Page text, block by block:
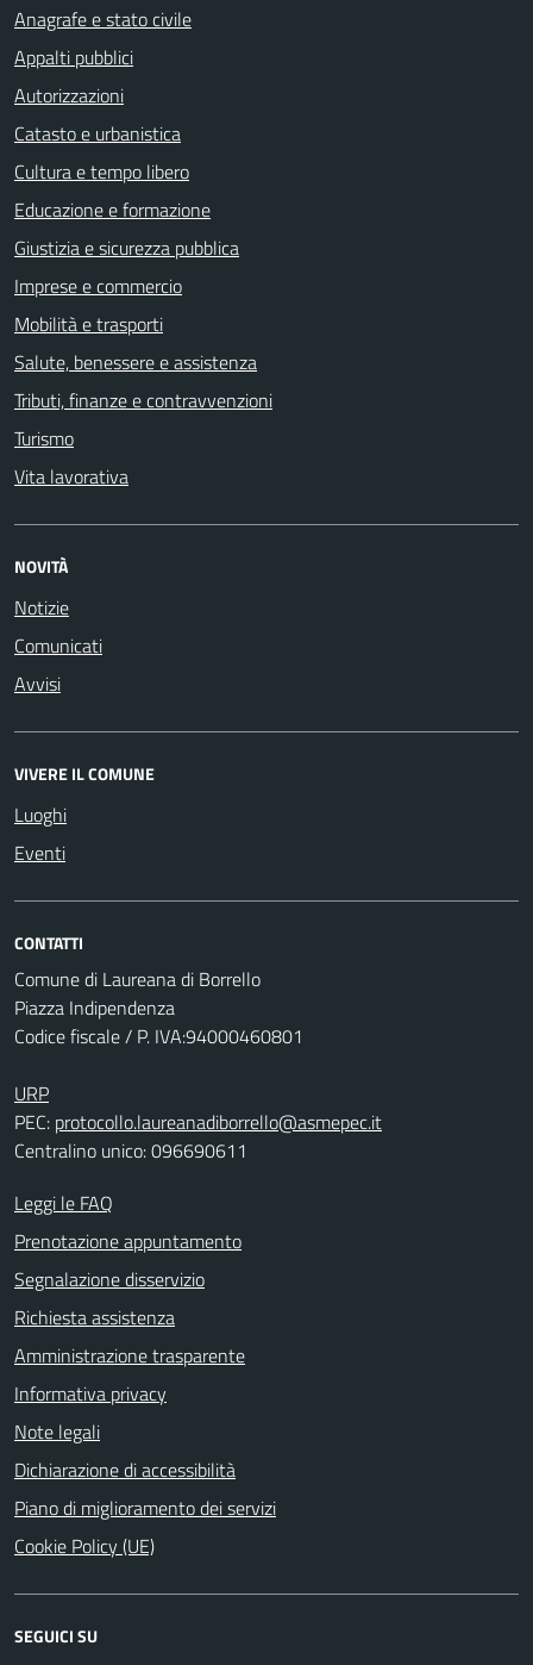
Anagrafe e stato civile
Appalti pubblici
Autorizzazioni
Catasto e urbanistica
Cultura e tempo libero
Educazione e formazione
Giustizia e sicurezza pubblica
Imprese e commercio
Mobilità e trasporti
Salute, benessere e assistenza
Tributi, finanze e contravvenzioni
Turismo
Vita lavorativa
NOVITÀ
Notizie
Comunicati
Avvisi
VIVERE IL COMUNE
Luoghi
Eventi
CONTATTI
Comune di Laureana di Borrello
Piazza Indipendenza
Codice fiscale / P. IVA:94000460801
URP
PEC: protocollo.laureanadiborrello@asmepec.it
Centralino unico: 096690611
Leggi le FAQ
Prenotazione appuntamento
Segnalazione disservizio
Richiesta assistenza
Amministrazione trasparente
Informativa privacy
Note legali
Dichiarazione di accessibilità
Piano di miglioramento dei servizi
Cookie Policy (UE)
SEGUICI SU